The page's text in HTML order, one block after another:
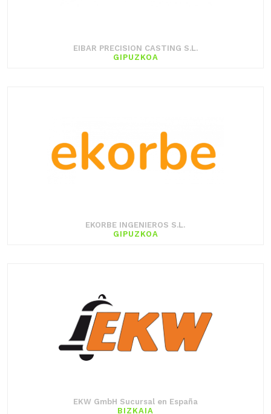
EIBAR PRECISION CASTING S.L.
GIPUZKOA
EKORBE INGENIEROS S.L.
GIPUZKOA
EKW GmbH Sucursal en España
BIZKAIA